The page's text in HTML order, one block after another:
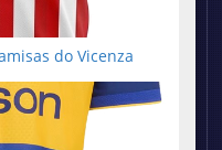
do Vicenza